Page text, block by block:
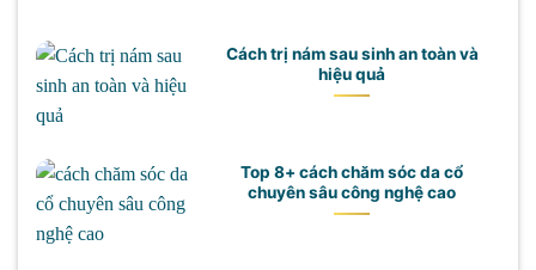
Cách trị nám sau sinh an toàn và
hiệu quả
Top 8+ cách chăm sóc da cổ
chuyên sâu công nghệ cao